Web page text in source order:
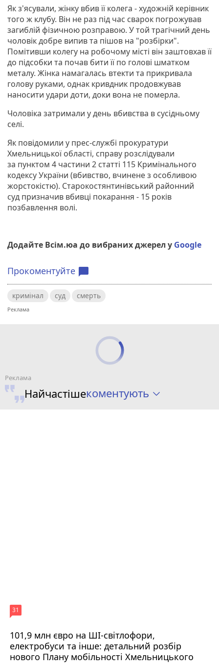
Як з'ясували, жінку вбив її колега - художній керівник
того ж клубу. Він не раз під час сварок погрожував
загиблій фізичною розправою. У той трагічний день
чоловік добре випив та пішов на "розбірки".
Помітивши колегу на робочому місті він заштовхав її
до підсобки та почав бити її по голові шматком
металу. Жінка намагалась втекти та прикривала
голову руками, однак кривдник продовжував
наносити удари доти, доки вона не померла.
Чоловіка затримали у день вбивства в сусідньому
селі.
Як повідомили у прес-службі прокуратури
Хмельницької області, справу розслідували
за пунктом 4 частини 2 статті 115 Кримінального
кодексу України (вбивство, вчинене з особливою
жорстокістю). Старокостянтинівський районний
суд призначив вбивці покарання - 15 років
позбавлення волі.
Додайте Всім.юа до вибраних джерел у Google
Прокоментуйте chat_bubble
кримінал суд смерть
Найчастішекоментують
101,9 млн євро на ШІ-світлофори,
електробуси та інше: детальний розбір
нового Плану мобільності Хмельницького
31